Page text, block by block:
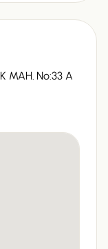
MAH. No:33 A